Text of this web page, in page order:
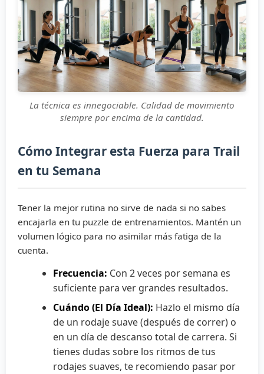
La técnica es innegociable. Calidad de movimiento
siempre por encima de la cantidad.
Cómo Integrar esta Fuerza para Trail
en tu Semana
Tener la mejor rutina no sirve de nada si no sabes
encajarla en tu puzzle de entrenamientos. Mantén un
volumen lógico para no asimilar más fatiga de la
cuenta.
Frecuencia: Con 2 veces por semana es
suficiente para ver grandes resultados.
Cuándo (El Día Ideal): Hazlo el mismo día
de un rodaje suave (después de correr) o
en un día de descanso total de carrera. Si
tienes dudas sobre los ritmos de tus
rodajes suaves, te recomiendo pasar por